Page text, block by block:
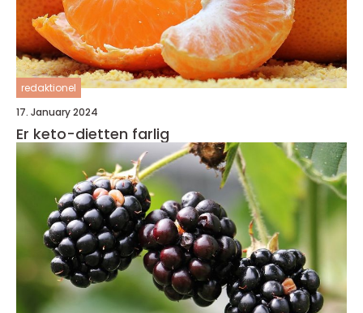
redaktionel
17. January 2024
Er keto-dietten farlig